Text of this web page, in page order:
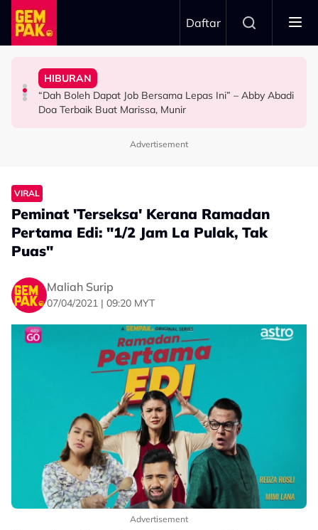
Skip to main content
Daftar
HIBURAN
Bawa Anak Ke Klinik, Syasya Rizal Terkejut Dikenali
Doktor
HIBURAN
“Dah Boleh Dapat Job Bersama Lepas Ini” – Abby Abadi
Doa Terbaik Buat Marissa, Munir
BERITA
Kasihnya Ibu, Ikan Lumba-Lumba Enggan Tinggalkan
Anak Yang Sudah Mati
ANTARABANGSA
Pengantin Penat Sampai Tertidur Atas Pelamin
Advertisement
VIRAL
Peminat 'Terseksa' Kerana Ramadan
Pertama Edi: "1/2 Jam La Pulak, Tak
Puas"
Maliah Surip
07/04/2021 | 09:20 MYT
Advertisement